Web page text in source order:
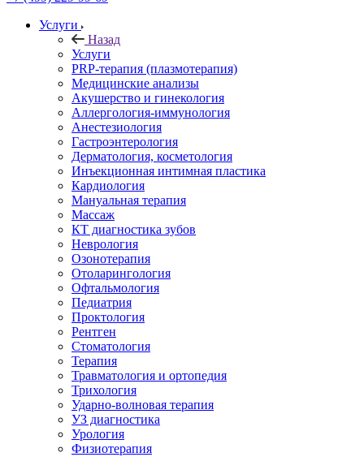
Услуги
Назад
Услуги
PRP-терапия (плазмотерапия)
Медицинские анализы
Акушерство и гинекология
Аллергология-иммунология
Анестезиология
Гастроэнтерология
Дерматология, косметология
Инъекционная интимная пластика
Кардиология
Мануальная терапия
Массаж
КТ диагностика зубов
Неврология
Озонотерапия
Отоларингология
Офтальмология
Педиатрия
Проктология
Рентген
Стоматология
Терапия
Травматология и ортопедия
Трихология
Ударно-волновая терапия
УЗ диагностика
Урология
Физиотерапия